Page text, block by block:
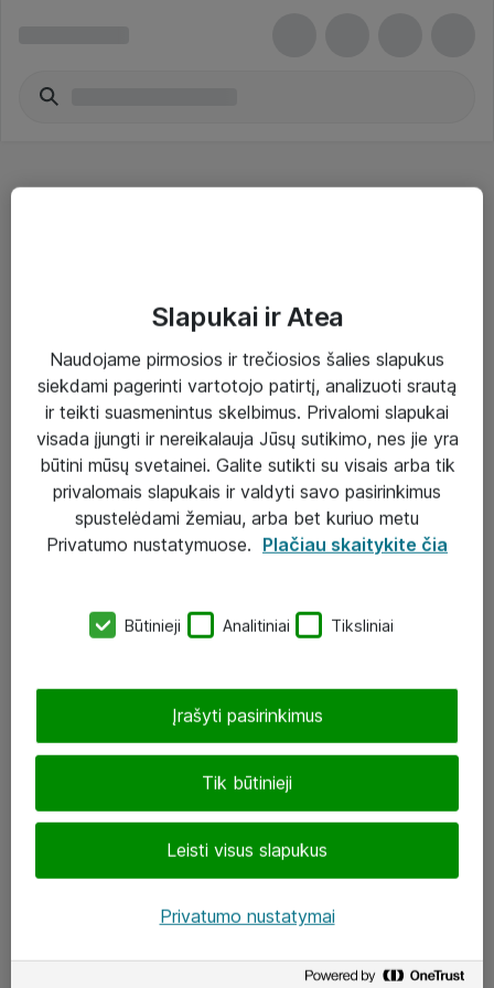
Sprendimai ir paslaugos
Paslaugos
Sprendimai
Įgyvendinti projektai
Atea ekspertų patarimai verslui
UAB „ATEA“
J. Rutkausko g. 6, Vilnius
Atea kontaktai
Aplankykite mus
Slapukai ir Atea
Naudojame pirmosios ir trečiosios šalies slapukus
siekdami pagerinti vartotojo patirtį, analizuoti srautą
ir teikti suasmenintus skelbimus. Privalomi slapukai
visada įjungti ir nereikalauja Jūsų sutikimo, nes jie yra
būtini mūsų svetainei. Galite sutikti su visais arba tik
privalomais slapukais ir valdyti savo pasirinkimus
spustelėdami žemiau, arba bet kuriuo metu
Privatumo nustatymuose. Plačiau skaitykite čia
Būtinieji Analitiniai Tiksliniai
Tik būtinieji
Leisti visus slapukus
Įrašyti pasirinkimus
Privatumo nustatymai